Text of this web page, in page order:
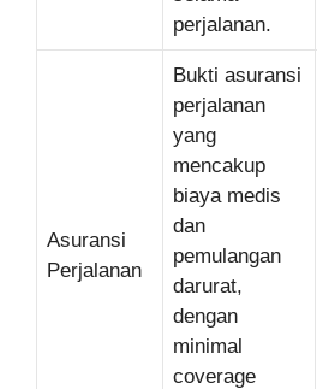
perjalanan.
Asuransi
Perjalanan
Bukti asuransi
perjalanan
yang
mencakup
biaya medis
dan
pemulangan
darurat,
dengan
minimal
coverage